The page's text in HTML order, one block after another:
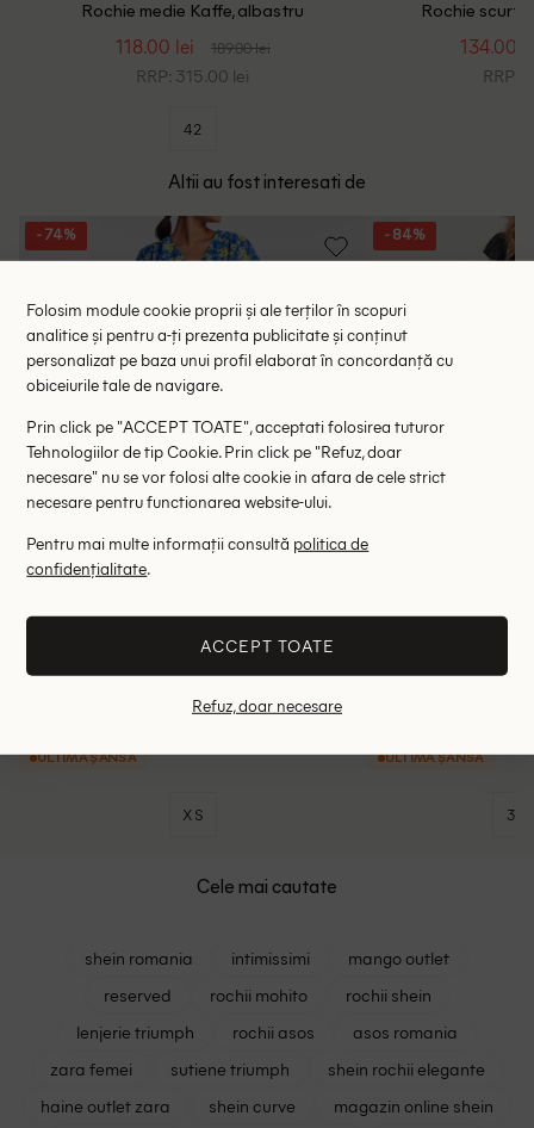
Rochie medie Kaffe, albastru
118.00 lei 189.00 lei
RRP: 315.00 lei
42
Rochie
134.00
RRP:
Altii au fost interesati de
- 74%
115.00 lei
ULTIMA ȘANSĂ
XS
- 84%
ULTIMA ȘANSĂ
34
Cele mai cautate
shein romania intimissimi
mango outlet
reserved
rochii mohito
rochii shein
lenjerie triumph
rochii asos
asos romania
zara femei
sutiene triumph
shein rochii elegante
haine outlet zara
shein curve
magazin online shein
Folosim module cookie proprii și ale terților în scopuri
analitice și pentru a-ți prezenta publicitate și conținut
personalizat pe baza unui profil elaborat în concordanță cu
obiceiurile tale de navigare.
Prin click pe "ACCEPT TOATE", acceptati folosirea tuturor
Tehnologiilor de tip Cookie. Prin click pe "Refuz, doar
necesare" nu se vor folosi alte cookie in afara de cele strict
necesare pentru functionarea website-ului.
Pentru mai multe informații consultă politica de
confidențialitate.
ACCEPT TOATE
Refuz, doar necesare